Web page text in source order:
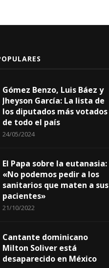
Gómez Benzo, Luis Báez y
Jheyson García: La lista de
los diputados más votados
de todo el país
24/05/2024
El Papa sobre la eutanasia:
«No podemos pedir a los
sanitarios que maten a sus
pacientes»
21/10/2022
Cantante dominicano
Milton Soliver está
desaparecido en México